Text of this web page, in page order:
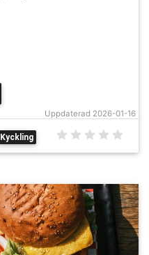
Uppdaterad 2026-01-16
Kyckling